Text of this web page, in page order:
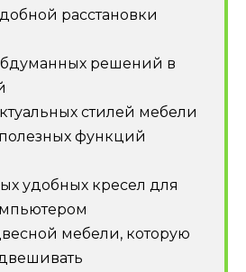
расстановки
решений в
стилей мебели
функций
удобных кресел для
мебели, которую